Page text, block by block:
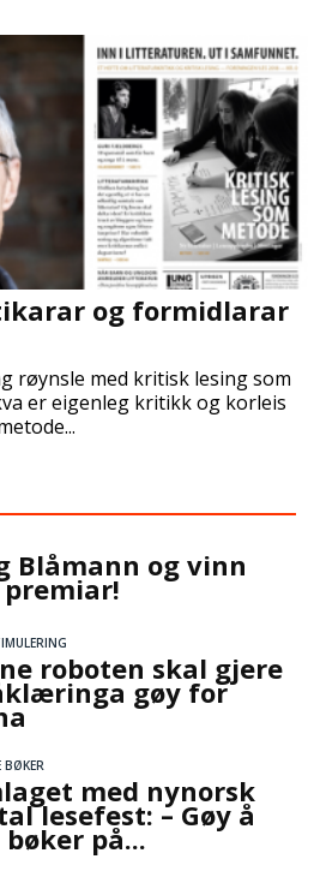
og formidlarar
røynsle med kritisk lesing som
er eigenleg kritikk og korleis
Blåmann og vinn
roboten skal gjere
gøy for
BØKER
med nynorsk
lesefest: – Gøy å
bøker på...